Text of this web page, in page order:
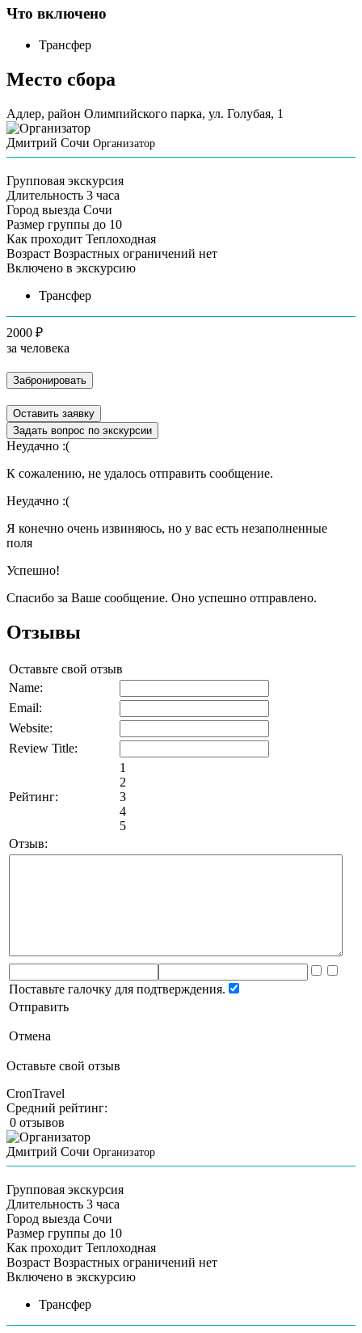
Что включено
Трансфер
Место сбора
Адлер, район Олимпийского парка, ул. Голубая, 1
Дмитрий Сочи Организатор
Групповая экскурсия
Длительность 3 часа
Город выезда Сочи
Размер группы до 10
Как проходит Теплоходная
Возраст Возрастных ограничений нет
Включено в экскурсию
Трансфер
2000 ₽
за человека
Забронировать
Оставить заявку
Задать вопрос по экскурсии
Неудачно :(
К сожалению, не удалось отправить сообщение.
Неудачно :(
Я конечно очень извиняюсь, но у вас есть незаполненные
поля
Успешно!
Спасибо за Ваше сообщение. Оно успешно отправлено.
Отзывы
Оставьте свой отзыв
Name:
Email:
Website:
Review Title:
Рейтинг:
1
2
3
4
5
Отзыв:
Поставьте галочку для подтверждения.
Отправить
Отмена
Оставьте свой отзыв
CronTravel
Средний рейтинг:
0 отзывов
Дмитрий Сочи Организатор
Групповая экскурсия
Длительность 3 часа
Город выезда Сочи
Размер группы до 10
Как проходит Теплоходная
Возраст Возрастных ограничений нет
Включено в экскурсию
Трансфер